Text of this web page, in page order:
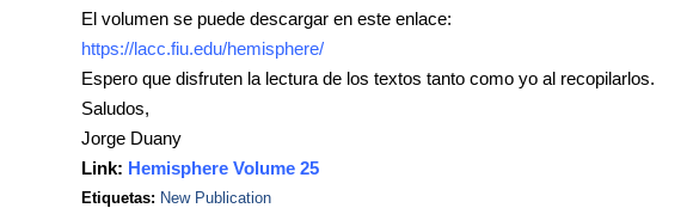
El volumen se puede descargar en este enlace:
https://lacc.fiu.edu/hemisphere/
Espero que disfruten la lectura de los textos tanto como yo al recopilarlos.
Saludos,
Jorge Duany
Link: Hemisphere Volume 25
Etiquetas: New Publication